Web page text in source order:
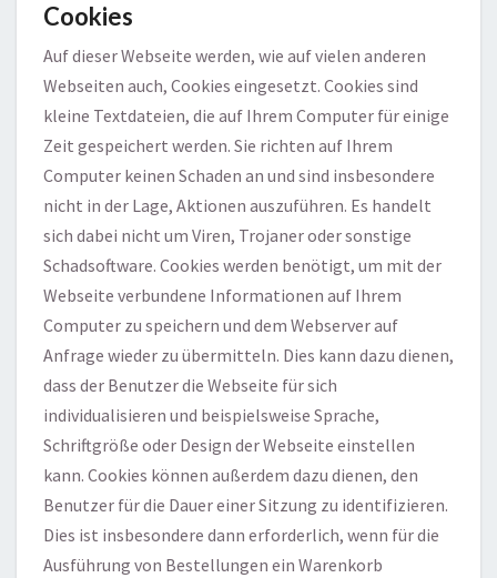
Cookies
Auf dieser Webseite werden, wie auf vielen anderen
Webseiten auch, Cookies eingesetzt. Cookies sind
kleine Textdateien, die auf Ihrem Computer für einige
Zeit gespeichert werden. Sie richten auf Ihrem
Computer keinen Schaden an und sind insbesondere
nicht in der Lage, Aktionen auszuführen. Es handelt
sich dabei nicht um Viren, Trojaner oder sonstige
Schadsoftware. Cookies werden benötigt, um mit der
Webseite verbundene Informationen auf Ihrem
Computer zu speichern und dem Webserver auf
Anfrage wieder zu übermitteln. Dies kann dazu dienen,
dass der Benutzer die Webseite für sich
individualisieren und beispielsweise Sprache,
Schriftgröße oder Design der Webseite einstellen
kann. Cookies können außerdem dazu dienen, den
Benutzer für die Dauer einer Sitzung zu identifizieren.
Dies ist insbesondere dann erforderlich, wenn für die
Ausführung von Bestellungen ein Warenkorb